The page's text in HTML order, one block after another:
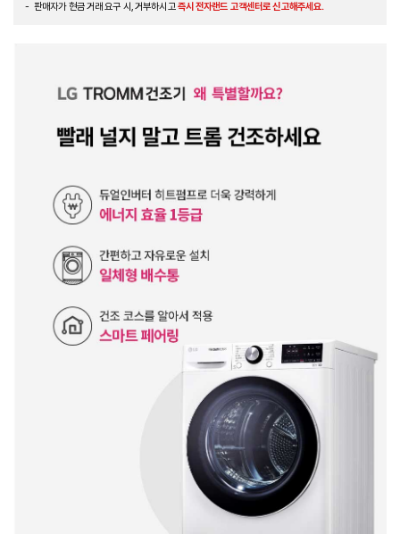
판매자가 현금 거래 요구 시, 거부하시고즉시 전자랜드 고객센터로 신고해주세요.